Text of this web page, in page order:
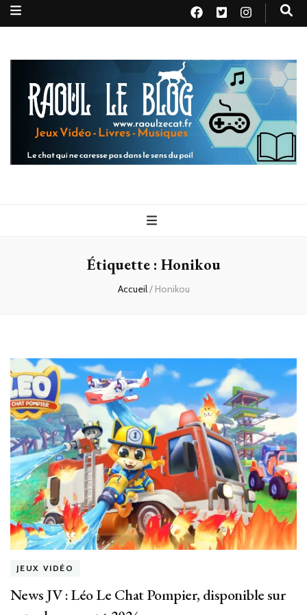
Raoul le
blog
Étiquette : Honikou
Accueil/ Honikou
JEUX VIDÉO
News JV : Léo Le Chat Pompier, disponible sur